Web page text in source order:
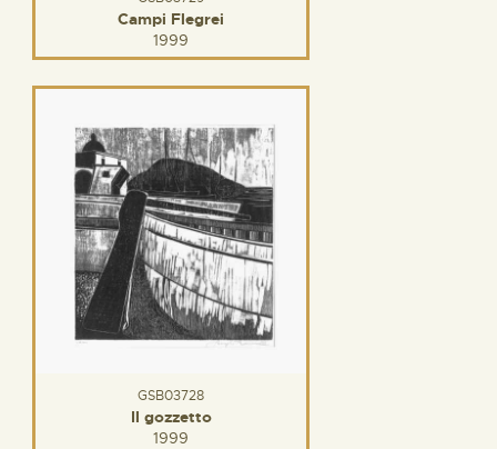
Campi Flegrei
1999
GSB03728
Il gozzetto
1999